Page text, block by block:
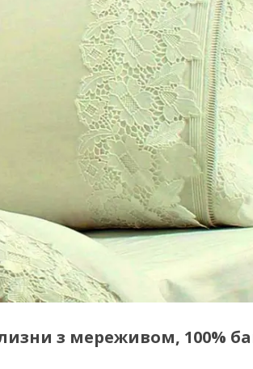
з мереживом, 100%